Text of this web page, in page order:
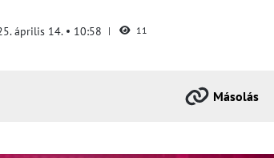
április 14. 10:58 11
Másolás